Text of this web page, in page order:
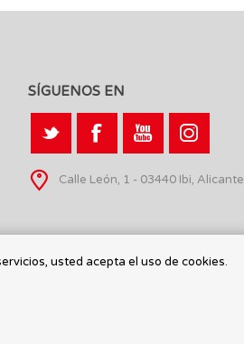
SÍGUENOS EN
Calle León, 1 - 03440 Ibi, Alicante
usted acepta el uso de cookies.